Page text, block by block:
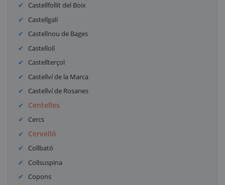
Castellfollit del Boix
Castellgalí
Castellnou de Bages
Castellolí
Castellterçol
Castellví de la Marca
Castellví de Rosanes
Centelles
Cercs
Cervelló
Collbató
Collsuspina
Copons